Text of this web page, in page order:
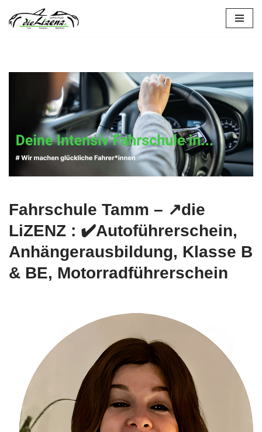
Fahrschule Tamm – ↗️die
LiZENZ : ✔️Autoführerschein,
Anhängerausbildung, Klasse B
& BE, Motorradführerschein